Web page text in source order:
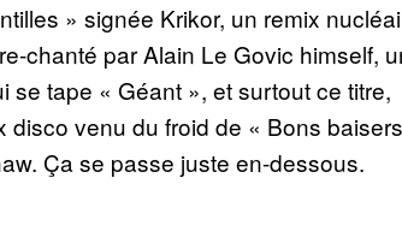
» signée Krikor, un remix
chanté par Alain Le Govic himself,
tape « Géant », et surtout ce titre,
disco venu du froid de « Bons baisers
Ça se passe juste en-dessous.